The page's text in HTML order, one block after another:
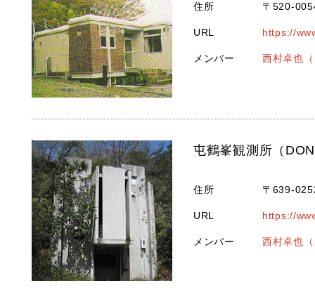
住所 〒520-
URL https://
メンバー 西村卓也
屯鶴峯観測所（
住所 〒639-
URL https://
メンバー 西村卓也